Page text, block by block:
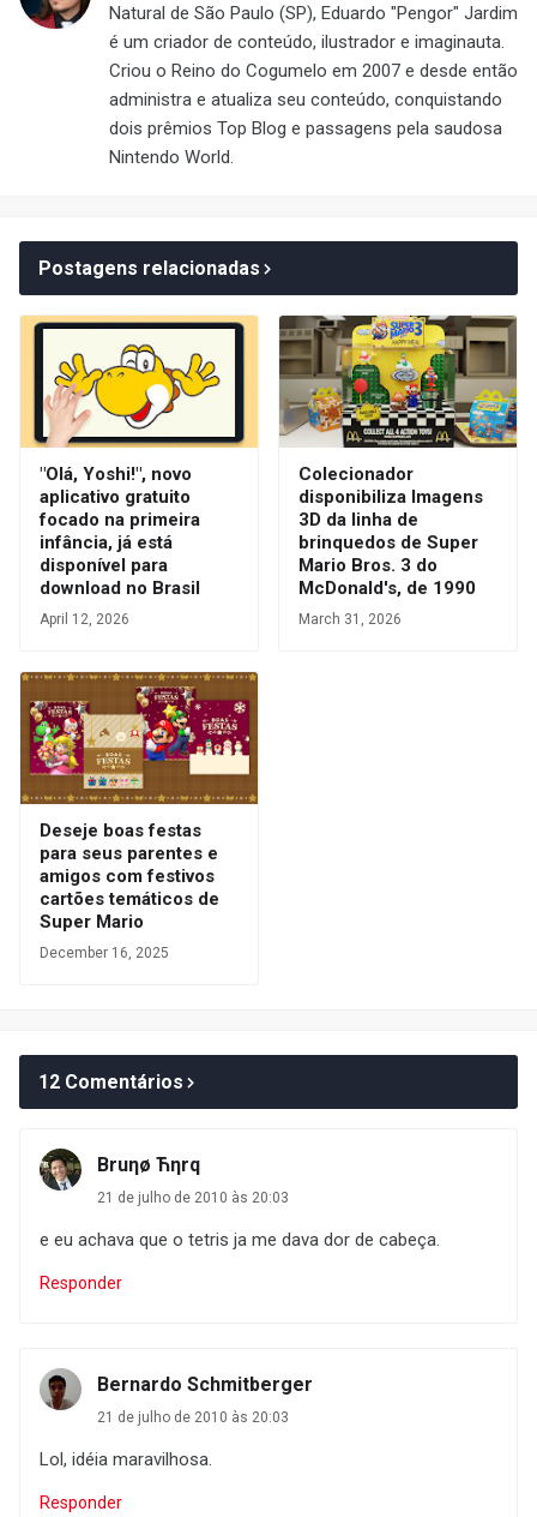
Natural de São Paulo (SP), Eduardo "Pengor" Jardim
é um criador de conteúdo, ilustrador e imaginauta.
Criou o Reino do Cogumelo em 2007 e desde então
administra e atualiza seu conteúdo, conquistando
dois prêmios Top Blog e passagens pela saudosa
Nintendo World.
Postagens relacionadas
"Olá, Yoshi!", novo
aplicativo gratuito
focado na primeira
infância, já está
disponível para
download no Brasil
April 12, 2026
Colecionador
disponibiliza Imagens
3D da linha de
brinquedos de Super
Mario Bros. 3 do
McDonald's, de 1990
March 31, 2026
Deseje boas festas
para seus parentes e
amigos com festivos
cartões temáticos de
Super Mario
December 16, 2025
12 Comentários
Bruηø Ћηrq
21 de julho de 2010 às 20:03
e eu achava que o tetris ja me dava dor de cabeça.
Responder
Bernardo Schmitberger
21 de julho de 2010 às 20:03
Lol, idéia maravilhosa.
Responder